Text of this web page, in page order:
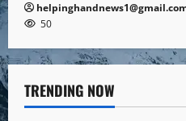
50
TRENDING NOW